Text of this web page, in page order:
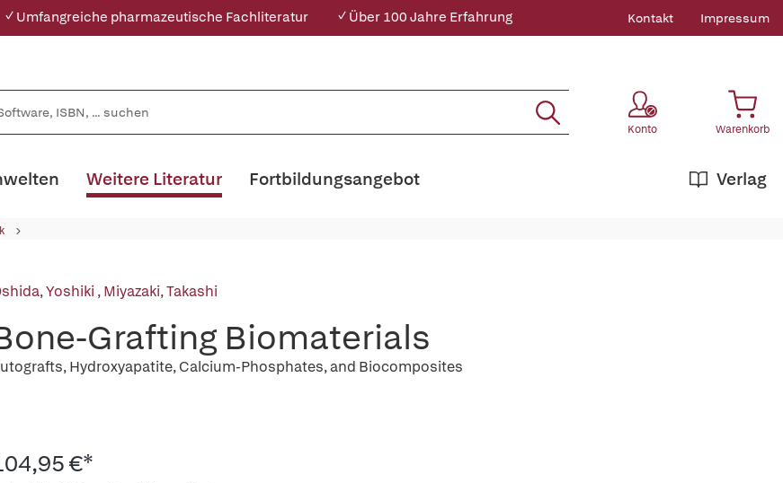
✓ Umfangreiche pharmazeutische Fachliteratur ✓ Über 100 Jahre Erfahrung Kontakt Impressum
Konto Warenkorb
Weitere Literatur Verlag
Fortbildungsangebot
Yoshiki,Miyazaki, Takashi
Grafting Biomaterials
Hydroxyapatite, Calcium-Phosphates, and Biocomposites
€*